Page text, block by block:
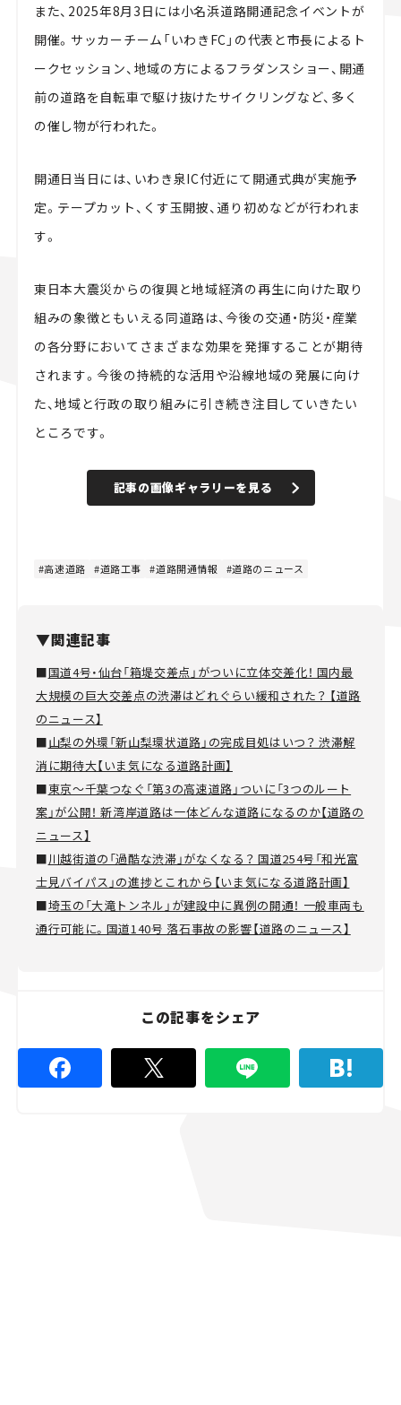
また、2025年8月3日には小名浜道路開通記念イベントが
開催。サッカーチーム「いわきFC」の代表と市長によるト
ークセッション、地域の方によるフラダンスショー、開通
前の道路を自転車で駆け抜けたサイクリングなど、多く
の催し物が行われた。
開通日当日には、いわき泉IC付近にて開通式典が実施予
定。テープカット、くす玉開披、通り初めなどが行われま
す。
東日本大震災からの復興と地域経済の再生に向けた取り
組みの象徴ともいえる同道路は、今後の交通・防災・産業
の各分野においてさまざまな効果を発揮することが期待
されます。今後の持続的な活用や沿線地域の発展に向け
た、地域と行政の取り組みに引き続き注目していきたい
ところです。
記事の画像ギャラリーを見る
高速道路 道路工事 道路開通情報 道路のニュース
▼関連記事
■国道4号・仙台「箱堤交差点」がついに立体交差化！ 国内最
大規模の巨大交差点の渋滞はどれぐらい緩和された？ 【道路
のニュース】
■山梨の外環「新山梨環状道路」の完成目処はいつ？ 渋滞解
消に期待大【いま気になる道路計画】
■東京～千葉つなぐ「第3の高速道路」ついに「3つのルート
案」が公開！ 新湾岸道路は一体どんな道路になるのか【道路の
ニュース】
■川越街道の「過酷な渋滞」がなくなる？ 国道254号「和光富
士見バイパス」の進捗とこれから【いま気になる道路計画】
■埼玉の「大滝トンネル」が建設中に異例の開通！ 一般車両も
通行可能に。国道140号 落石事故の影響【道路のニュース】
この記事をシェア